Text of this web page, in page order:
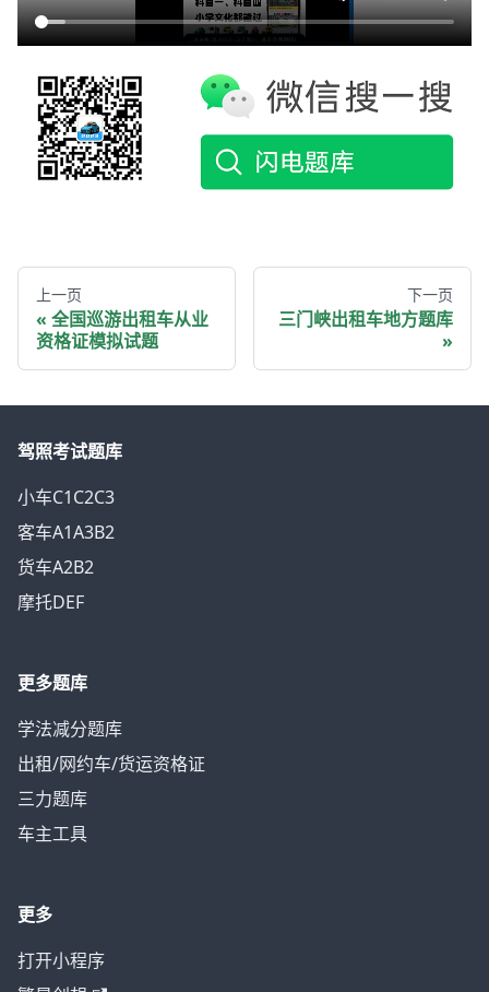
上一页
全国巡游出租车从业
资格证模拟试题
下一页
三门峡出租车地方题库
驾照考试题库
小车C1C2C3
客车A1A3B2
货车A2B2
摩托DEF
更多题库
学法减分题库
出租/网约车/货运资格证
三力题库
车主工具
更多
打开小程序